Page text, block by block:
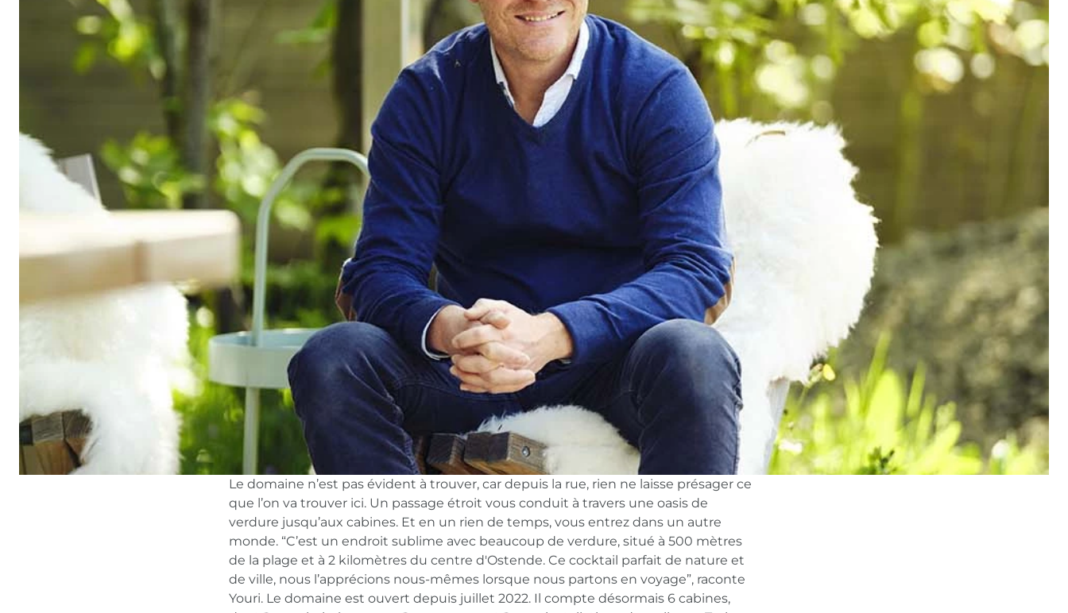
Le domaine n’est pas évident à trouver, car depuis la rue, rien ne laisse présager ce
que l’on va trouver ici. Un passage étroit vous conduit à travers une oasis de
verdure jusqu’aux cabines. Et en un rien de temps, vous entrez dans un autre
monde. “C’est un endroit sublime avec beaucoup de verdure, situé à 500 mètres
de la plage et à 2 kilomètres du centre d'Ostende. Ce cocktail parfait de nature et
de ville, nous l’apprécions nous-mêmes lorsque nous partons en voyage”, raconte
Youri. Le domaine est ouvert depuis juillet 2022. Il compte désormais 6 cabines,